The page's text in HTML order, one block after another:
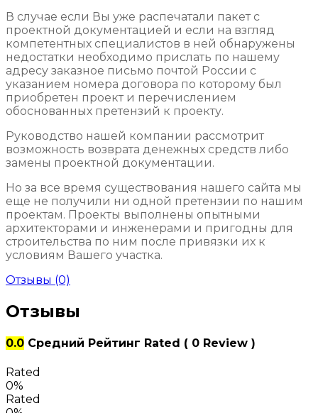
В случае если Вы уже распечатали пакет с
проектной документацией и если на взгляд
компетентных специалистов в ней обнаружены
недостатки необходимо прислать по нашему
адресу заказное письмо почтой России с
указанием номера договора по которому был
приобретен проект и перечислением
обоснованных претензий к проекту.
Руководство нашей компании рассмотрит
возможность возврата денежных средств либо
замены проектной документации.
Но за все время существования нашего сайта мы
еще не получили ни одной претензии по нашим
проектам. Проекты выполнены опытными
архитекторами и инженерами и пригодны для
строительства по ним после привязки их к
условиям Вашего участка.
Отзывы (0)
Отзывы
0.0 Средний Рейтинг Rated ( 0 Review )
Rated
0%
Rated